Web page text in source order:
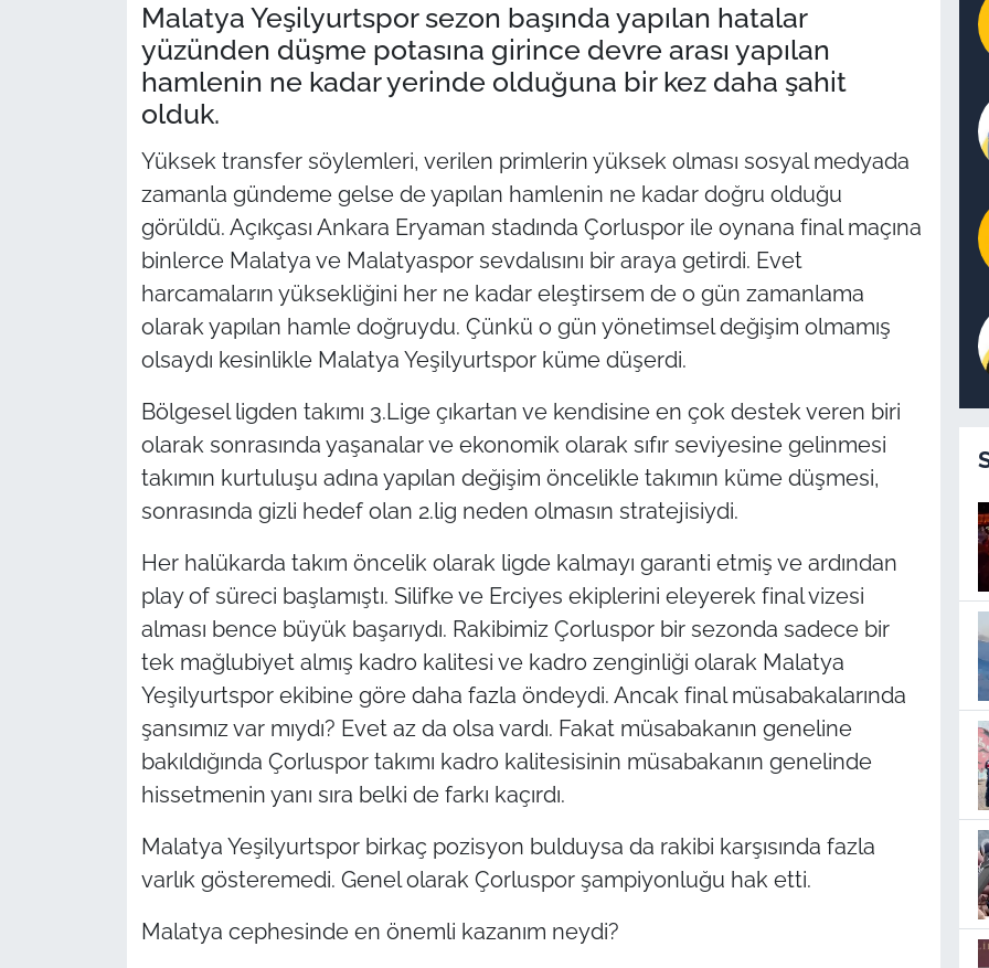
Malatya Yeşilyurtspor sezon başında yapılan hatalar
yüzünden düşme potasına girince devre arası yapılan
hamlenin ne kadar yerinde olduğuna bir kez daha şahit
olduk.
Yüksek transfer söylemleri, verilen primlerin yüksek olması sosyal medyada
zamanla gündeme gelse de yapılan hamlenin ne kadar doğru olduğu
görüldü. Açıkçası Ankara Eryaman stadında Çorluspor ile oynana final maçına
binlerce Malatya ve Malatyaspor sevdalısını bir araya getirdi. Evet
harcamaların yüksekliğini her ne kadar eleştirsem de o gün zamanlama
olarak yapılan hamle doğruydu. Çünkü o gün yönetimsel değişim olmamış
olsaydı kesinlikle Malatya Yeşilyurtspor küme düşerdi.
Bölgesel ligden takımı 3.Lige çıkartan ve kendisine en çok destek veren biri
olarak sonrasında yaşanalar ve ekonomik olarak sıfır seviyesine gelinmesi
takımın kurtuluşu adına yapılan değişim öncelikle takımın küme düşmesi,
sonrasında gizli hedef olan 2.lig neden olmasın stratejisiydi.
Her halükarda takım öncelik olarak ligde kalmayı garanti etmiş ve ardından
play of süreci başlamıştı. Silifke ve Erciyes ekiplerini eleyerek final vizesi
alması bence büyük başarıydı. Rakibimiz Çorluspor bir sezonda sadece bir
tek mağlubiyet almış kadro kalitesi ve kadro zenginliği olarak Malatya
Yeşilyurtspor ekibine göre daha fazla öndeydi. Ancak final müsabakalarında
şansımız var mıydı? Evet az da olsa vardı. Fakat müsabakanın geneline
bakıldığında Çorluspor takımı kadro kalitesisinin müsabakanın genelinde
hissetmenin yanı sıra belki de farkı kaçırdı.
Malatya Yeşilyurtspor birkaç pozisyon bulduysa da rakibi karşısında fazla
varlık gösteremedi. Genel olarak Çorluspor şampiyonluğu hak etti.
Malatya cephesinde en önemli kazanım neydi?